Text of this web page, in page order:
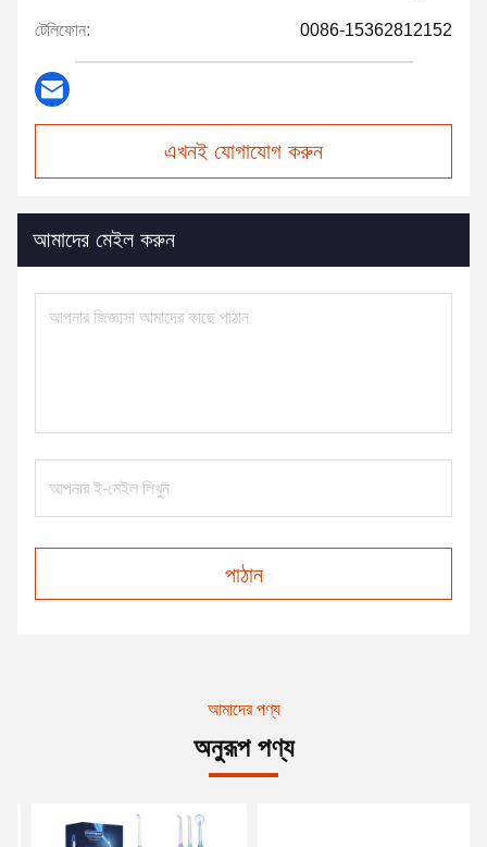
টেলিফোন: 0086-15362812152
এখনই যোগাযোগ করুন
আমাদের মেইল করুন
পাঠান
আমাদের পণ্য
অনুরূপ পণ্য